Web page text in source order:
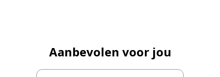
Aanbevolen voor jou